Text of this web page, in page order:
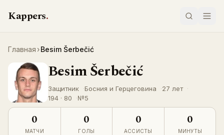
Kappers.
Главная ›Besim Šerbečić
Besim Šerbečić
Защитник Босния и Герцеговина
27 лет
194 · 80
№5
0
МАТЧИ
0
ГОЛЫ
0
АССИСТЫ
0
МИНУТЫ